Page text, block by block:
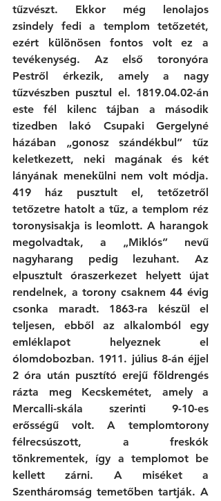
tűzvészt. Ekkor még lenolajos
zsindely fedi a templom tetőzetét,
ezért különösen fontos volt ez a
tevékenység. Az első toronyóra
Pestről érkezik, amely a nagy
tűzvészben pusztul el. 1819.04.02-án
este fél kilenc tájban a második
tizedben lakó Csupaki Gergelyné
házában „gonosz szándékbul” tűz
keletkezett, neki magának és két
lányának menekülni nem volt módja.
419 ház pusztult el, tetőzetről
tetőzetre hatolt a tűz, a templom réz
toronysisakja is leomlott. A harangok
megolvadtak, a „Miklós” nevű
nagyharang pedig lezuhant. Az
elpusztult óraszerkezet helyett újat
rendelnek, a torony csaknem 44 évig
csonka maradt. 1863-ra készül el
teljesen, ebből az alkalomból egy
emléklapot helyeznek el
ólomdobozban. 1911. július 8-án éjjel
2 óra után pusztító erejű földrengés
rázta meg Kecskemétet, amely a
Mercalli-skála szerinti 9-10-es
erősségű volt. A templomtorony
félrecsúszott, a freskók
tönkrementek, így a templomot be
kellett zárni. A miséket a
Szentháromság temetőben tartják. A